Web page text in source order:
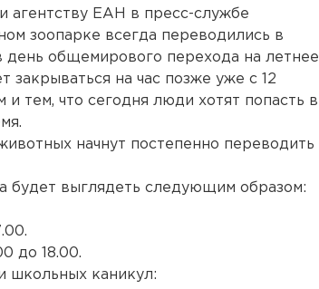
агентству ЕАН в пресс-службе
зоопарке всегда переводились в
день общемирового перехода на летнее
закрываться на час позже уже с 12
и тем, что сегодня люди хотят попасть в
начнут постепенно переводить
будет выглядеть следующим образом:
до 18.00.
школьных каникул: